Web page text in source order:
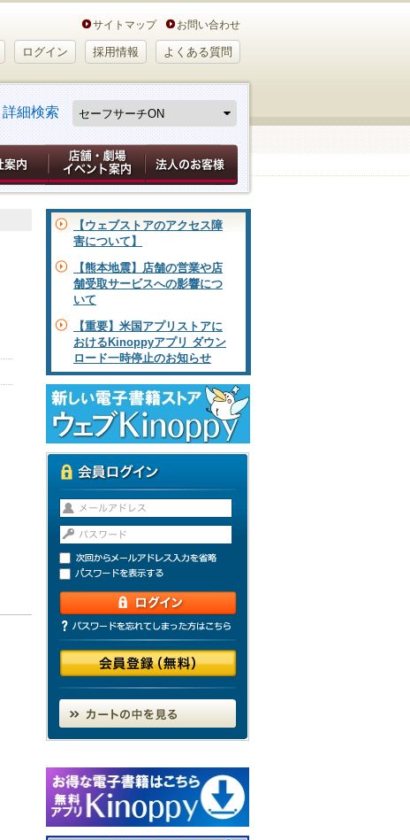
サイトマップ お問い合わせ
ログイン 採用情報 よくある質問
詳細検索
【ウェブストアのアクセス障
害について】
【熊本地震】店舗の営業や店
舗受取サービスへの影響につ
いて
【重要】米国アプリストアに
おけるKinoppyアプリ ダウン
ロード一時停止のお知らせ